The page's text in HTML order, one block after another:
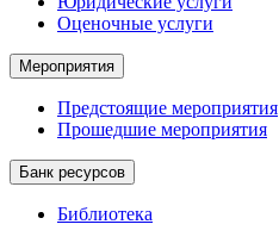
Оценочные услуги
Мероприятия
Предстоящие мероприятия
Прошедшие мероприятия
Банк ресурсов
Библиотека